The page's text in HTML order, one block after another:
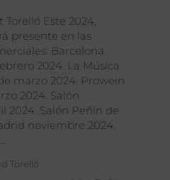
Torelló Este 2024,
presente en las
Barcelona
2024. La Música
marzo 2024. Prowein
2024. Salón
2024. Salón Peñín de
noviembre 2024.
Torelló